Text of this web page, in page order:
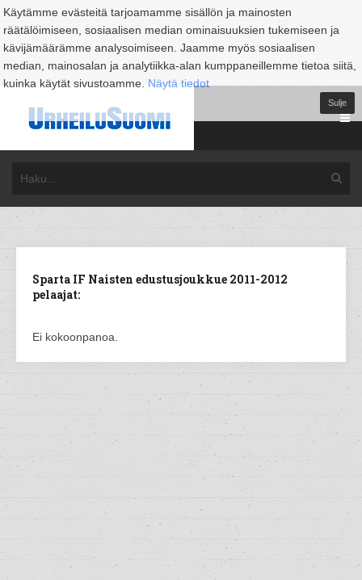
Käytämme evästeitä tarjoamamme sisällön ja mainosten
räätälöimiseen, sosiaalisen median ominaisuuksien tukemiseen ja
kävijämäärämme analysoimiseen. Jaamme myös sosiaalisen
median, mainosalan ja analytiikka-alan kumppaneillemme tietoa siitä,
kuinka käytät sivustoamme. Näytä tiedot
Sulje
Sparta IF Naisten edustusjoukkue 2011-2012
pelaajat:
Ei kokoonpanoa.